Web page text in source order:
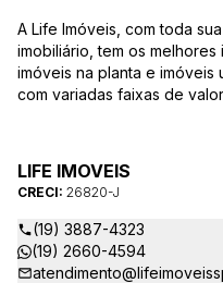
A Life Imóveis, com toda
imobiliário, tem os
imóveis na planta e
com variadas faixas de
as suas dúvidas sobre
comerciais e outros
LIFE IMOVEIS
CRECI: 26820-J
(19) 3887-4323
(19) 2660-4594